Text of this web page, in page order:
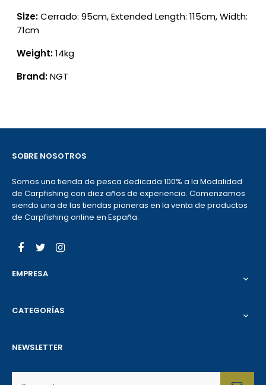
Size:Cerrado: 95cm, Extended Length: 115cm, Width:
71cm
Weight:14kg
Brand:NGT
SOBRE NOSOTROS
Somos una tienda de pesca dedicada 100% a la Modalidad
de Carpfishing con diez años de experiencia. Comenzamos
siendo una de las tiendas pioneras en la venta de productos
de Carpfishing online en España.
Facebook
Twitter
EMPRESA 
CATEGORÍAS 
NEWSLETTER